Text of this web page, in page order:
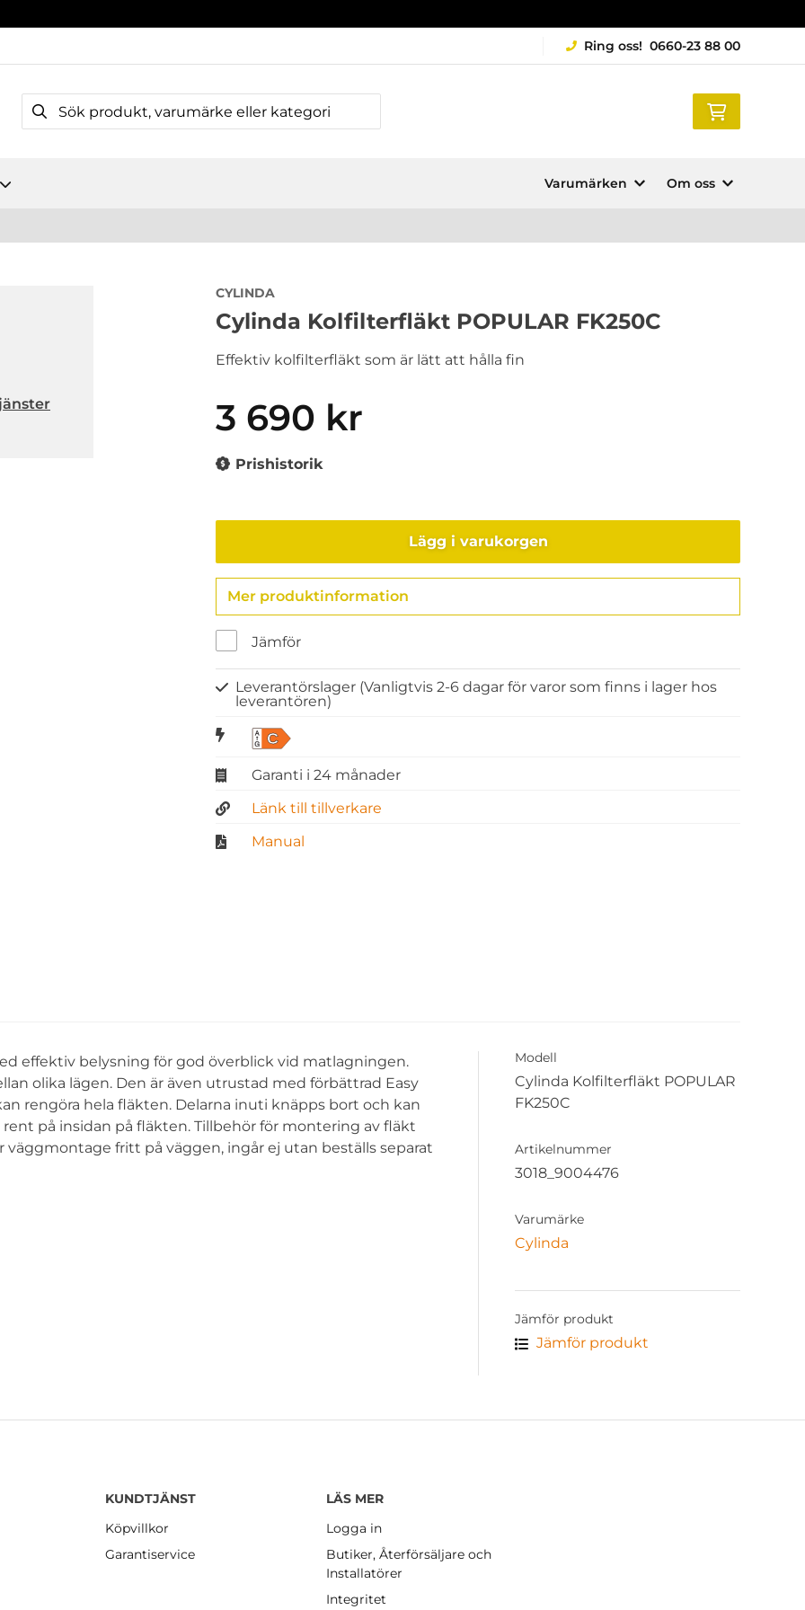
Ring oss! 0660-23 88 00
Varumärken Om oss
CYLINDA
Cylinda Kolfilterfläkt POPULAR FK250C
Effektiv kolfilterfläkt som är lätt att hålla fin
3 690 kr
Prishistorik
Lägg i varukorgen
Mer produktinformation
Jämför
Leverantörslager (Vanligtvis 2-6 dagar för varor som finns i lager hos
leverantören)
C
Garanti i 24 månader
Länk till tillverkare
Manual
effektiv belysning för god överblick vid matlagningen.
olika lägen. Den är även utrustad med förbättrad Easy
rengöra hela fläkten. Delarna inuti knäpps bort och kan
på insidan på fläkten. Tillbehör för montering av fläkt
väggmontage fritt på väggen, ingår ej utan beställs separat
Modell
Cylinda Kolfilterfläkt POPULAR
FK250C
Artikelnummer
3018_9004476
Varumärke
Cylinda
Jämför produkt
Jämför produkt
KUNDTJÄNST
Köpvillkor
Garantiservice
LÄS MER
Logga in
Butiker, Återförsäljare och
Installatörer
Integritet